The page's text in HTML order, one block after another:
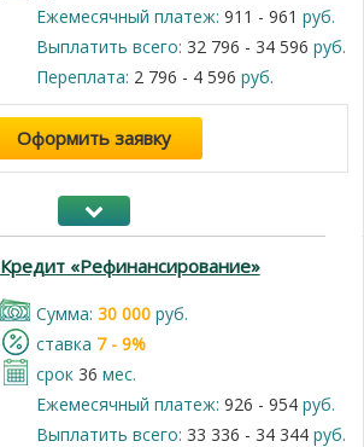
Ежемесячный платеж: 911 - 961 руб.
Выплатить всего: 32 796 - 34 596 руб.
Переплата: 2 796 - 4 596 руб.
Оформить заявку
Кредит «Рефинансирование»
Cумма: 30 000руб.
cтавка 7 - 9%
срок 36 мес.
Ежемесячный платеж: 926 - 954руб.
Выплатить всего: 33 336 - 34 344руб.